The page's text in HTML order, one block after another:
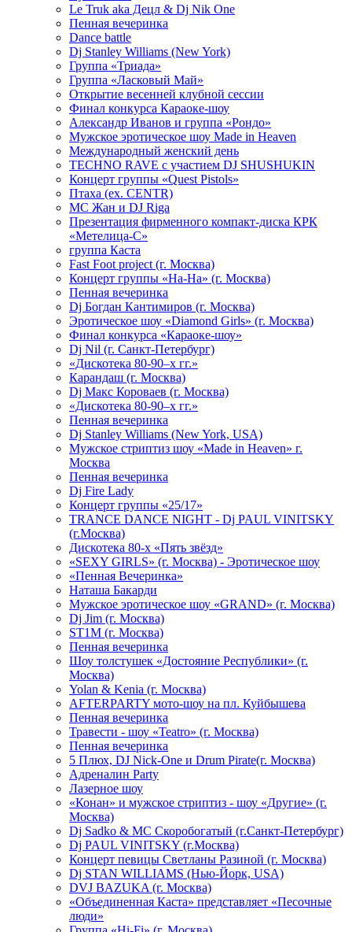
Le Truk aka Децл & Dj Nik One
Пенная вечеринка
Dance battle
Dj Stanley Williams (New York)
Группа «Триада»
Группа «Ласковый Май»
Открытие весенней клубной сессии
Финал конкурса Караоке-шоу
Александр Иванов и группа «Рондо»
Мужское эротическое шоу Made in Heaven
Международный женский день
TECHNO RAVE с участием DJ SHUSHUKIN
Концерт группы «Quest Pistols»
Птаха (ex. CENTR)
МС Жан и DJ Riga
Презентация фирменного компакт-диска КРК
«Метелица-С»
группа Каста
Fast Foot project (г. Москва)
Концерт группы «На-На» (г. Москва)
Пенная вечеринка
Dj Богдан Кантимиров (г. Москва)
Эротическое шоу «Diamond Girls» (г. Москва)
Финал конкурса «Караоке-шоу»
Dj Nil (г. Санкт-Петербург)
«Дискотека 80-90–х гг.»
Карандаш (г. Москва)
Dj Макс Короваев (г. Москва)
«Дискотека 80-90–х гг.»
Пенная вечеринка
Dj Stanley Williams (New York, USA)
Мужское стриптиз шоу «Made in Heaven» г.
Москва
Пенная вечеринка
Dj Fire Lady
Концерт группы «25/17»
TRANCE DANCE NIGHT - Dj PAUL VINITSKY
(г.Москва)
Дискотека 80-х «Пять звёзд»
«SEXY GIRLS» (г. Москва) - Эротическое шоу
«Пенная Вечеринка»
Hаташа Бакарди
Мужское эротическое шоу «GRAND» (г. Москва)
Dj Jim (г. Москва)
ST1M (г. Москва)
Пенная вечеринка
Шоу толстушек «Достояние Республики» (г.
Москва)
Yolan & Kenia (г. Москва)
AFTERPARTY мото-шоу на пл. Куйбышева
Пенная вечеринка
Травести - шоу «Teatro» (г. Москва)
Пенная вечеринка
5 Плюх, DJ Nick-One и Drum Pirate(г. Москва)
Адреналин Party
Лазерное шоу
«Конан» и мужское стриптиз - шоу «Другие» (г.
Москва)
Dj Sadko & МС Скоробогатый (г.Санкт-Петербург)
Dj PAUL VINITSKY (г.Москва)
Концерт певицы Светланы Разиной (г. Москва)
Dj STAN WILLIAMS (Нью-Йорк, USA)
DVJ BAZUKA (г. Москва)
«Объединенная Каста» представляет «Песочные
люди»